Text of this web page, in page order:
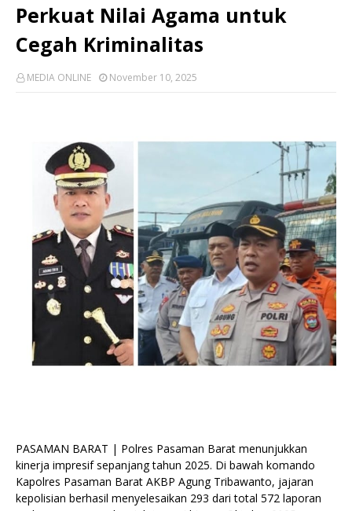
Perkuat Nilai Agama untuk
Cegah Kriminalitas
MEDIA ONLINE November 10, 2025
PASAMAN BARAT | Polres Pasaman Barat menunjukkan
kinerja impresif sepanjang tahun 2025. Di bawah komando
Kapolres Pasaman Barat AKBP Agung Tribawanto, jajaran
kepolisian berhasil menyelesaikan 293 dari total 572 laporan